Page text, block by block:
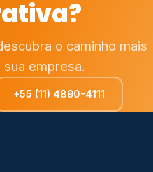
o caminho mais
empresa.
+55 (11) 4890-4111